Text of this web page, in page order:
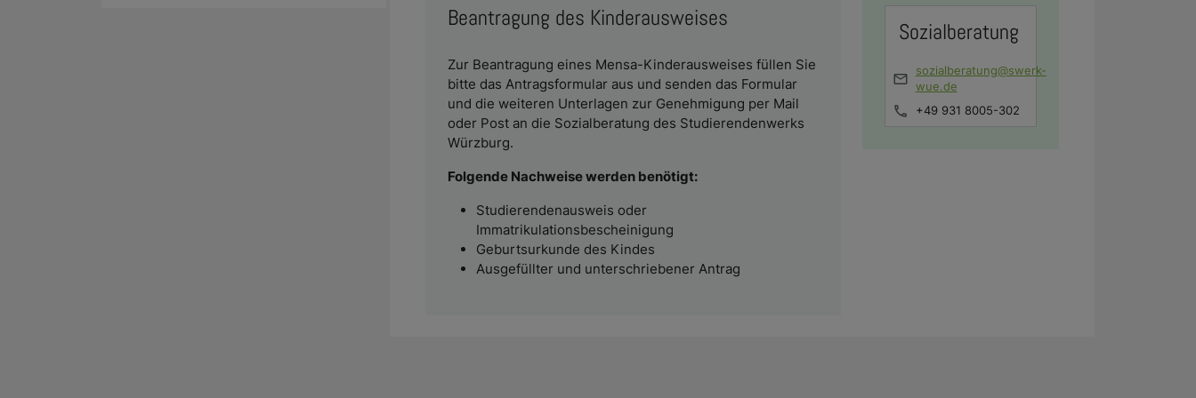
Beantragung des Kinderausweises
Zur Beantragung eines Mensa-Kinderausweises füllen Sie
bitte das Antragsformular aus und senden das Formular
und die weiteren Unterlagen zur Genehmigung per Mail
oder Post an die Sozialberatung des Studierendenwerks
Würzburg.
Folgende Nachweise werden benötigt:
Studierendenausweis oder
Immatrikulationsbescheinigung
Geburtsurkunde des Kindes
Ausgefüllter und unterschriebener Antrag
Sozialberatung
sozialberatung@swerk-
wue.de
+49 931 8005-302